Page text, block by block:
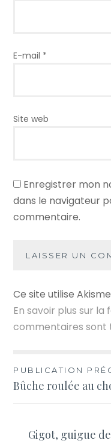
E-mail *
Site web
Enregistrer mon
dans le navigateur
commentaire.
Ce site utilise
En savoir plus sur
commentaires sont
Navigation
de
PUBLICATION
Bûche roulée au
Gigot, guigue